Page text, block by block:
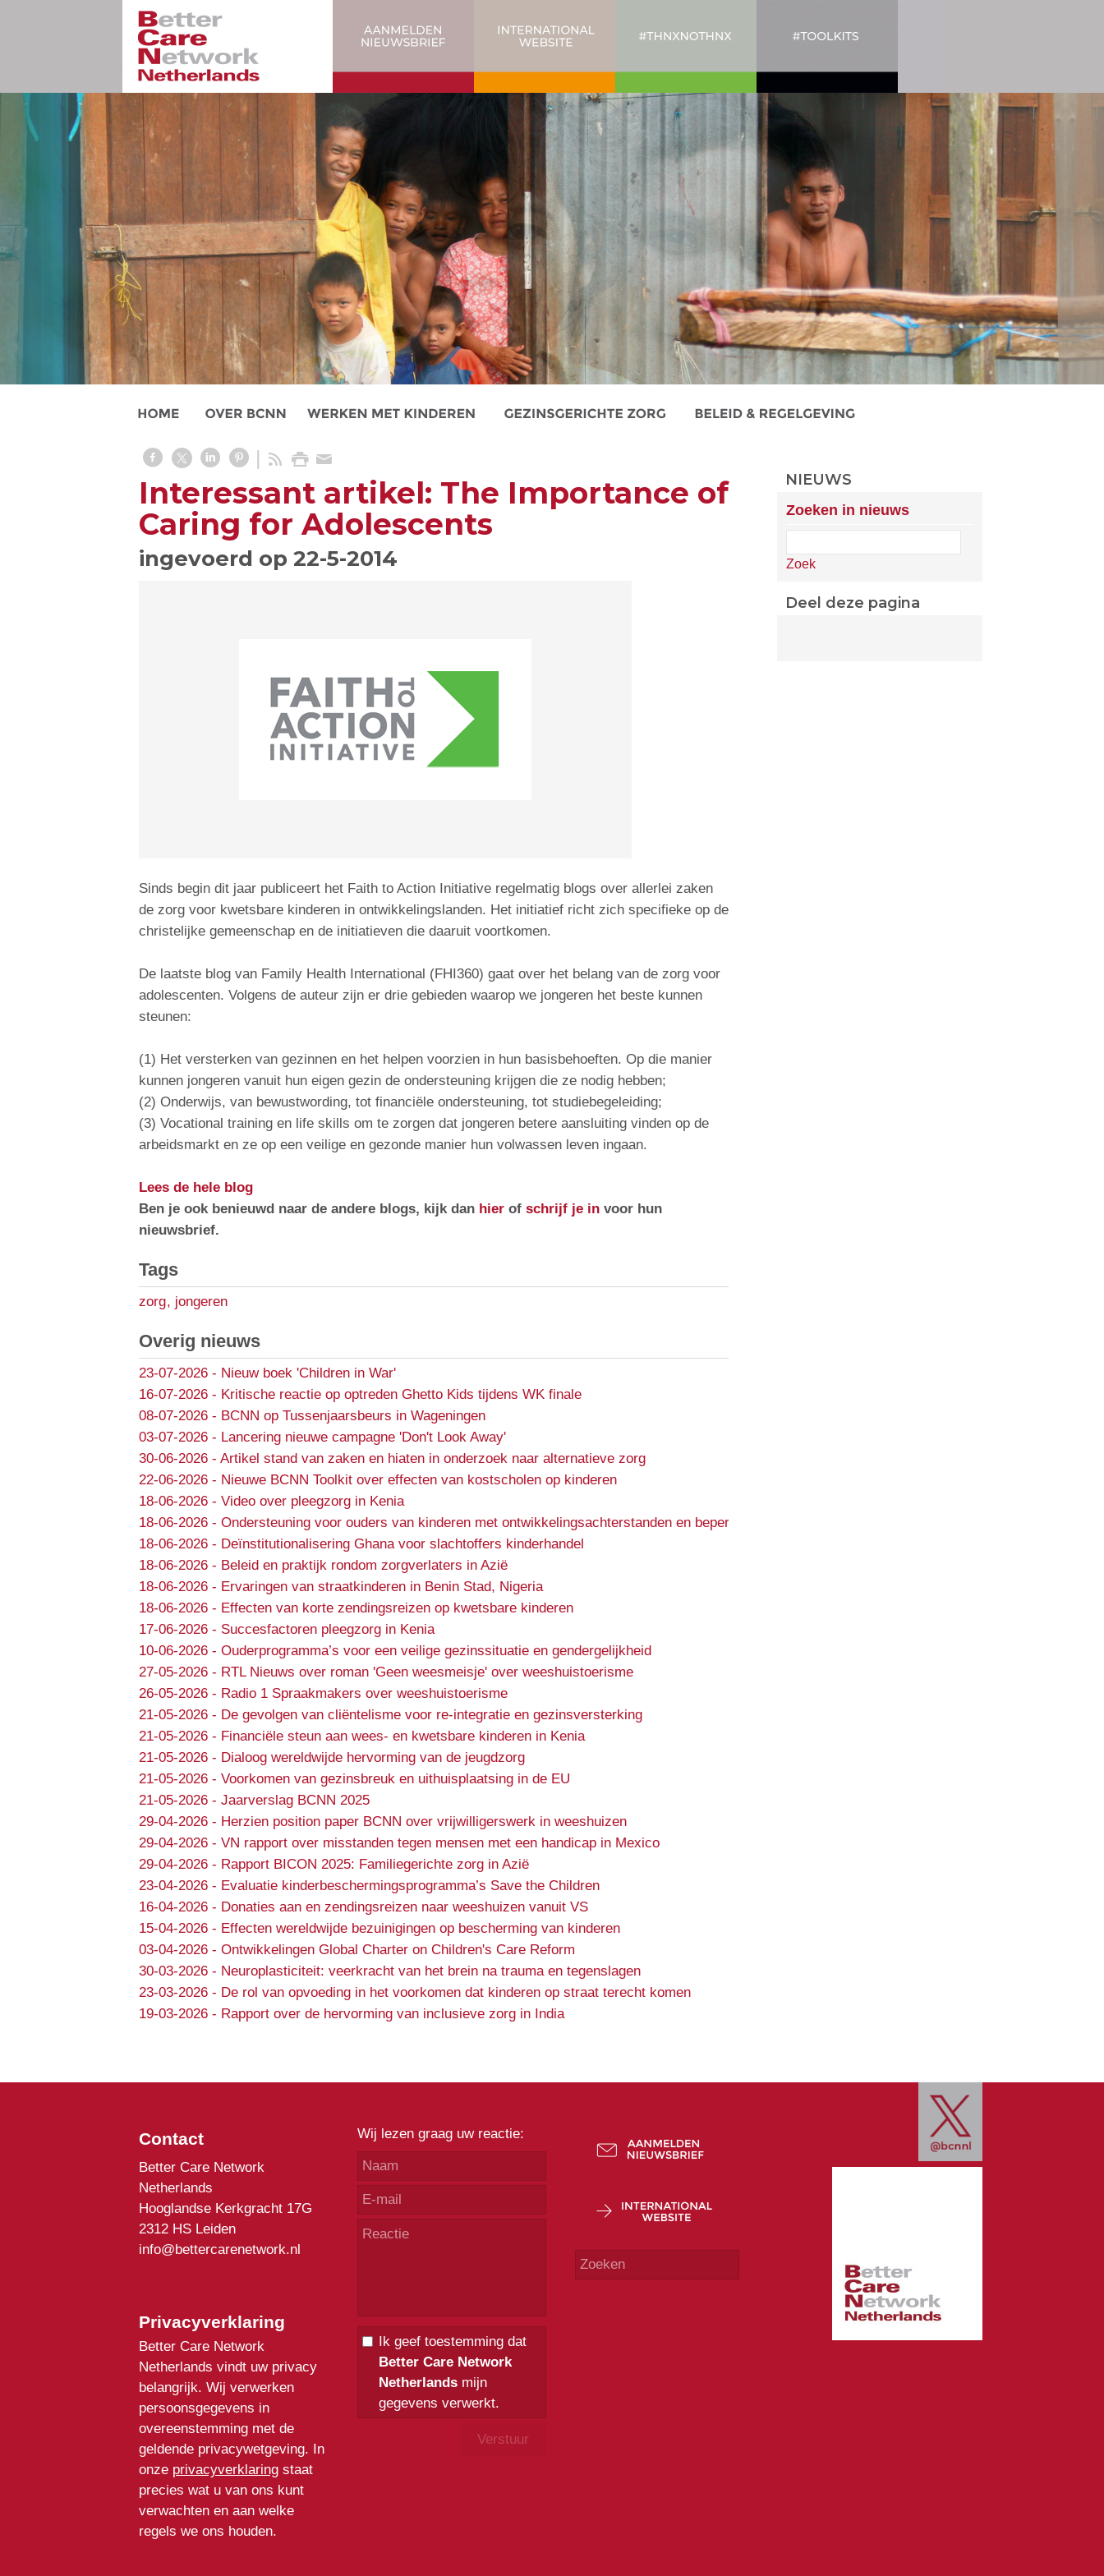
Interessant artikel: The Importance of
Caring for Adolescents
ingevoerd op 22-5-2014
Sinds begin dit jaar publiceert het Faith to Action Initiative regelmatig blogs over allerlei zaken
de zorg voor kwetsbare kinderen in ontwikkelingslanden. Het initiatief richt zich specifieke op de
christelijke gemeenschap en de initiatieven die daaruit voortkomen.
De laatste blog van Family Health International (FHI360) gaat over het belang van de zorg voor
adolescenten. Volgens de auteur zijn er drie gebieden waarop we jongeren het beste kunnen
steunen:
(1) Het versterken van gezinnen en het helpen voorzien in hun basisbehoeften. Op die manier
kunnen jongeren vanuit hun eigen gezin de ondersteuning krijgen die ze nodig hebben;
(2) Onderwijs, van bewustwording, tot financiële ondersteuning, tot studiebegeleiding;
(3) Vocational training en life skills om te zorgen dat jongeren betere aansluiting vinden op de
arbeidsmarkt en ze op een veilige en gezonde manier hun volwassen leven ingaan.
Lees de hele blog
Ben je ook benieuwd naar de andere blogs, kijk dan hierof schrijf je invoor hun
nieuwsbrief.
Tags
zorg, jongeren
Overig nieuws
23-07-2026- Nieuw boek 'Children in War'
16-07-2026- Kritische reactie op optreden Ghetto Kids tijdens WK finale
08-07-2026- BCNN op Tussenjaarsbeurs in Wageningen
03-07-2026- Lancering nieuwe campagne 'Don't Look Away'
30-06-2026- Artikel stand van zaken en hiaten in onderzoek naar alternatieve zorg
22-06-2026- Nieuwe BCNN Toolkit over effecten van kostscholen op kinderen
18-06-2026- Video over pleegzorg in Kenia
18-06-2026- Ondersteuning voor ouders van kinderen met ontwikkelingsachterstanden en beperkingen
18-06-2026- Deïnstitutionalisering Ghana voor slachtoffers kinderhandel
18-06-2026- Beleid en praktijk rondom zorgverlaters in Azië
18-06-2026- Ervaringen van straatkinderen in Benin Stad, Nigeria
18-06-2026- Effecten van korte zendingsreizen op kwetsbare kinderen
17-06-2026- Succesfactoren pleegzorg in Kenia
10-06-2026- Ouderprogramma’s voor een veilige gezinssituatie en gendergelijkheid
27-05-2026- RTL Nieuws over roman 'Geen weesmeisje' over weeshuistoerisme
26-05-2026- Radio 1 Spraakmakers over weeshuistoerisme
21-05-2026- De gevolgen van cliëntelisme voor re-integratie en gezinsversterking
21-05-2026- Financiële steun aan wees- en kwetsbare kinderen in Kenia
21-05-2026- Dialoog wereldwijde hervorming van de jeugdzorg
21-05-2026- Voorkomen van gezinsbreuk en uithuisplaatsing in de EU
21-05-2026- Jaarverslag BCNN 2025
29-04-2026- Herzien position paper BCNN over vrijwilligerswerk in weeshuizen
29-04-2026- VN rapport over misstanden tegen mensen met een handicap in Mexico
29-04-2026- Rapport BICON 2025: Familiegerichte zorg in Azië
23-04-2026- Evaluatie kinderbeschermingsprogramma’s Save the Children
16-04-2026- Donaties aan en zendingsreizen naar weeshuizen vanuit VS
15-04-2026- Effecten wereldwijde bezuinigingen op bescherming van kinderen
03-04-2026- Ontwikkelingen Global Charter on Children's Care Reform
30-03-2026- Neuroplasticiteit: veerkracht van het brein na trauma en tegenslagen
23-03-2026- De rol van opvoeding in het voorkomen dat kinderen op straat terecht komen
19-03-2026- Rapport over de hervorming van inclusieve zorg in India
NIEUWS
Zoeken in nieuws
Zoek
Deel deze pagina
Contact
Better Care Network
Netherlands
Hooglandse Kerkgracht 17G
2312 HS Leiden
info@bettercarenetwork.nl
Privacyverklaring
Better Care Network
Netherlands vindt uw privacy
belangrijk. Wij verwerken
persoonsgegevens in
overeenstemming met de
geldende privacywetgeving. In
onze privacyverklaringstaat
precies wat u van ons kunt
verwachten en aan welke
regels we ons houden.
Wij lezen graag uw reactie:
Ik geef toestemming dat
Better Care Network
Netherlandsmijn
gegevens verwerkt.